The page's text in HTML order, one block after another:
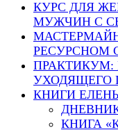
КУРС ДЛЯ
МУЖЧИН С
РЕСУРСНОМ
УХОДЯЩЕГО
КНИГИ
КНИГА